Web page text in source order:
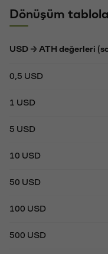
Dönüşüm
USD → ATH değerleri
0,5 USD
1 USD
5 USD
10 USD
50 USD
100 USD
500 USD